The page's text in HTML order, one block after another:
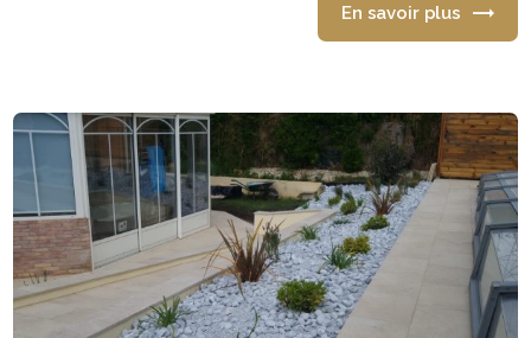
En savoir plus